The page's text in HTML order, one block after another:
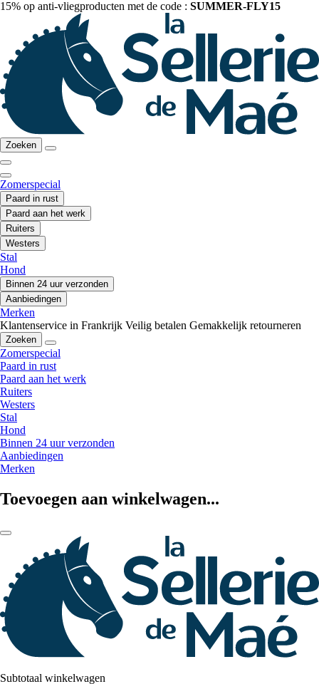
15% op anti-vliegproducten met de code : SUMMER-FLY15
Zoeken
Zomerspecial
Paard in rust
Paard aan het werk
Ruiters
Westers
Stal
Hond
Binnen 24 uur verzonden
Aanbiedingen
Merken
Klantenservice in Frankrijk Veilig betalen Gemakkelijk retourneren
Zoeken
Zomerspecial
Paard in rust
Paard aan het werk
Ruiters
Westers
Stal
Hond
Binnen 24 uur verzonden
Aanbiedingen
Merken
Toevoegen aan winkelwagen...
Subtotaal winkelwagen